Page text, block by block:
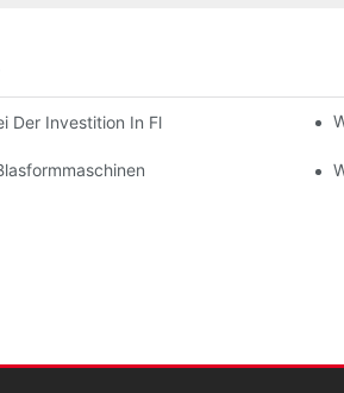
Der Investition In